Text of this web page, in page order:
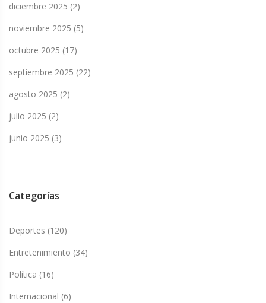
diciembre 2025 (2)
noviembre 2025 (5)
octubre 2025 (17)
septiembre 2025 (22)
agosto 2025 (2)
julio 2025 (2)
junio 2025 (3)
Categorías
Deportes (120)
Entretenimiento (34)
Política (16)
Internacional (6)